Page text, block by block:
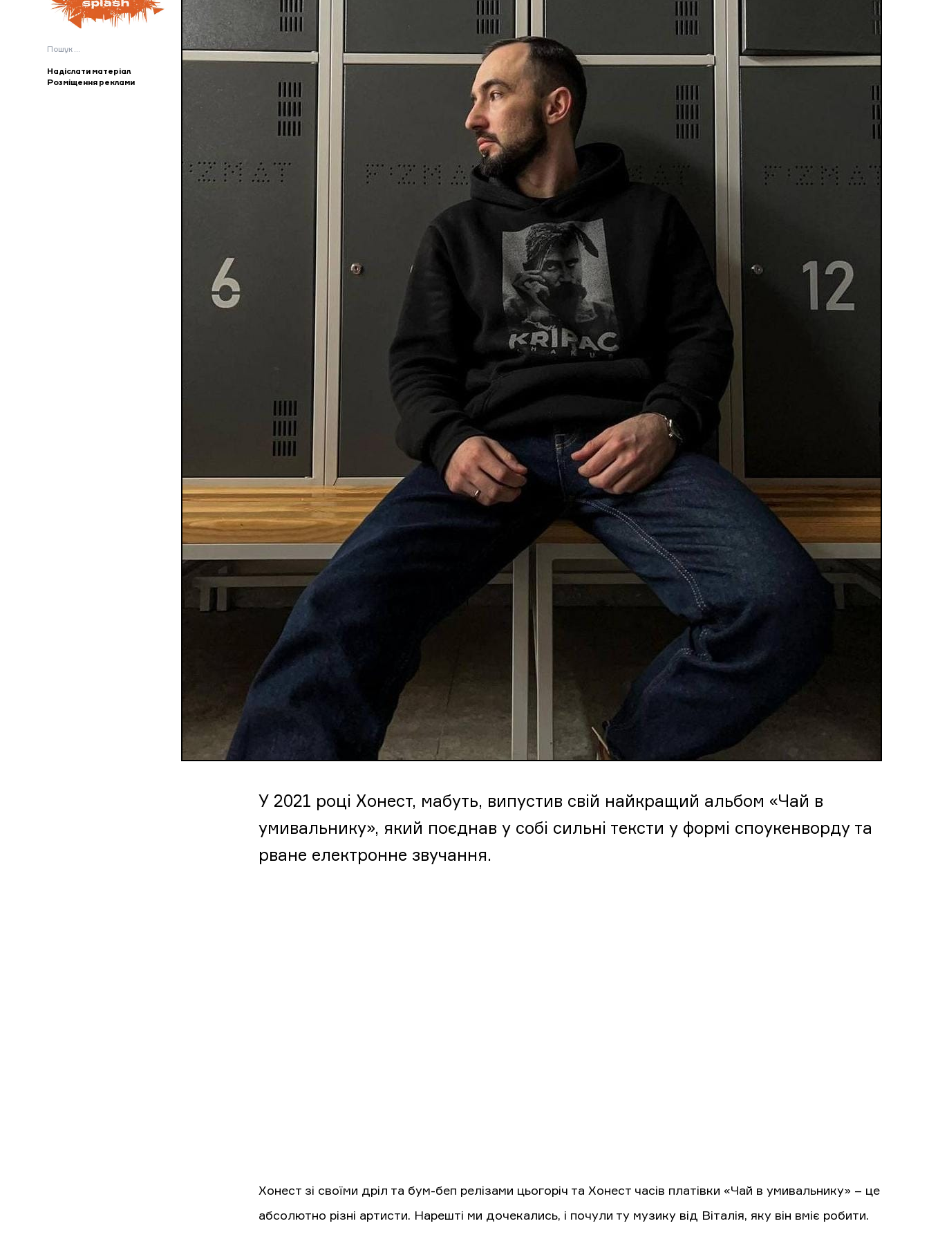
Пошук:
Надіслати матеріал
Розміщення реклами
У 2021 році Хонест, мабуть, випустив свій найкращий альбом «Чай в
умивальнику», який поєднав у собі сильні тексти у формі споукенворду та
рване електронне звучання.
Хонест зі своїми дріл та бум-беп релізами цьогоріч та Хонест часів платівки «Чай в умивальнику» – це
абсолютно різні артисти. Нарешті ми дочекались, і почули ту музику від Віталія, яку він вміє робити.